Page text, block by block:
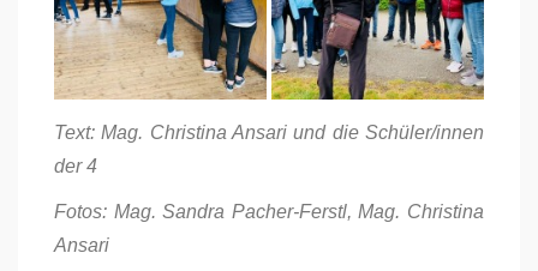
Text: Mag. Christina Ansari und die Schüler/innen
der 4
Fotos: Mag. Sandra Pacher-Ferstl, Mag. Christina
Ansari